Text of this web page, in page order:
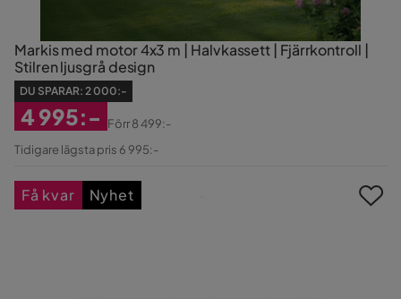
Markis med motor 4x3 m | Halvkassett | Fjärrkontroll |
Stilren ljusgrå design
DU SPARAR: 2 000:-
Rabatterat
4 995:-
Original
Förr8 499:-
Tidigare lägsta pris 6 995:-
Få kvar Nyhet